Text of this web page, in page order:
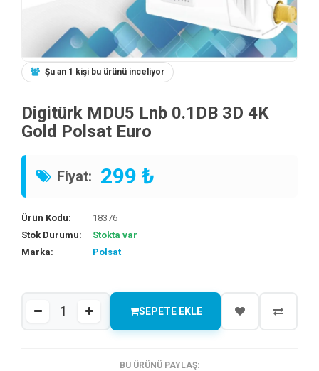
Şu an 1 kişi bu ürünü inceliyor
Digitürk MDU5 Lnb 0.1DB 3D 4K
Gold Polsat Euro
Fiyat: 299 ₺
Ürün Kodu:
18376
Stok Durumu:
Stokta var
Marka:
Polsat
SEPETE EKLE
BU ÜRÜNÜ PAYLAŞ: